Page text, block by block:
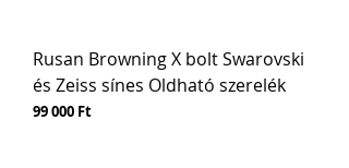
Rusan Browning X bolt Swarovski
és Zeiss sínes Oldható szerelék
Ár
99 000 Ft